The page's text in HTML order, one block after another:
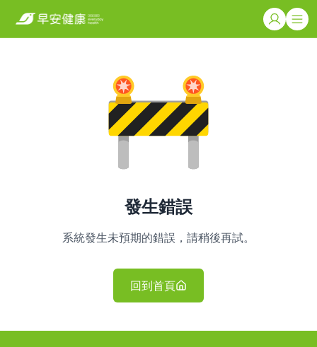
發生錯誤
系統發生未預期的錯誤，請稍後再試。
回到首頁